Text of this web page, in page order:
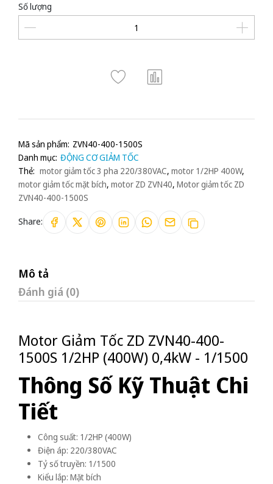
Số lượng
Mã sản phẩm: ZVN40-400-1500S
Danh mục: ĐỘNG CƠ GIẢM TỐC
Thẻ: motor giảm tốc 3 pha 220/380VAC, motor 1/2HP 400W,
motor giảm tốc mặt bích, motor ZD ZVN40, Motor giảm tốc ZD
ZVN40-400-1500S
Share:
Mô tả
Đánh giá (0)
Motor Giảm Tốc ZD ZVN40-400-
1500S 1/2HP (400W) 0,4kW - 1/1500
Thông Số Kỹ Thuật Chi
Tiết
Công suất: 1/2HP (400W)
Điện áp: 220/380VAC
Tỷ số truyền: 1/1500
Kiểu lắp: Mặt bích